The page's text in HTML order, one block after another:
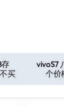
存
买
vivoS7
个价